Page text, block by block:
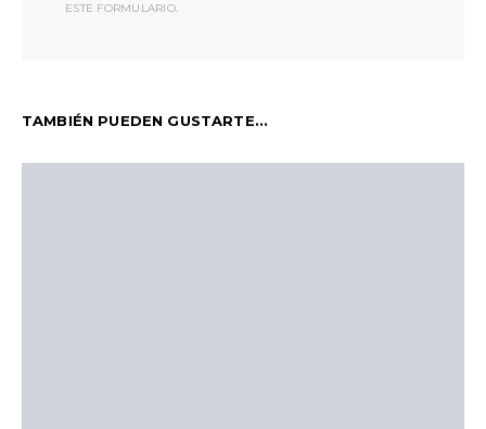
ESTE FORMULARIO.
TAMBIÉN PUEDEN GUSTARTE...